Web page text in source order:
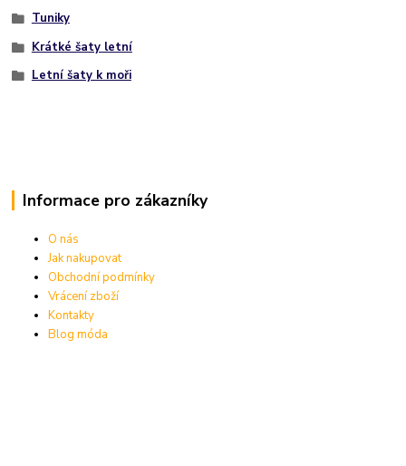
Tuniky
Krátké šaty letní
Letní šaty k moři
Informace pro zákazníky
O nás
Jak nakupovat
Obchodní podmínky
Vrácení zboží
Kontakty
Blog móda